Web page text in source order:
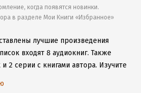
когда появятся новинки.
в разделе Мои Книги «Избранное»
лучшие произведения
входят 8 аудиокниг. Также
2 серии с книгами автора. Изучите